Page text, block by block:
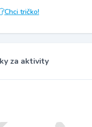
Chci tričko!
za aktivity